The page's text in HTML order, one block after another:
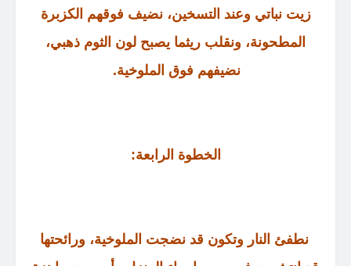
زيت نباتي وعند التسخين، نضيف فوقهم الكزبرة
المطحونة، ونقلب ريثما يصبح لون الثوم ذهبي،
نضيفهم فوق الملوخية.
الخطوة الرابعة:
نطفئ النار وتكون قد نضجت الملوخية، ورائحتها